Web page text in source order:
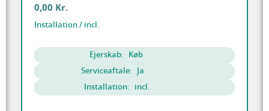
0,00 Kr.
Installation / incl.
Ejerskab: Køb
Serviceaftale: Ja
Installation: incl.